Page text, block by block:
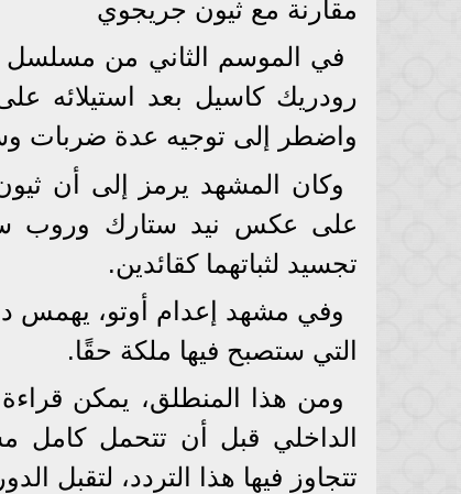
مقارنة مع ثيون جريجوي
رودريك كاسيل بعد استيلائه
واضطر إلى توجيه عدة ضربات
وكان المشهد يرمز إلى أن
على عكس نيد ستارك وروب
تجسيد لثباتهما كقائدين.
وفي مشهد إعدام أوتو، يهمس
التي ستصبح فيها ملكة حقًا.
ومن هذا المنطلق، يمكن قراءة
الداخلي قبل أن تتحمل كامل
تتجاوز فيها هذا التردد، لتقبل